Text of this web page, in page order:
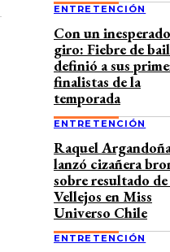
ENTRETENCIÓN
Con un inesperado
giro: Fiebre de
definió a sus
finalistas de la
temporada
ENTRETENCIÓN
Raquel
lanzó cizañera
sobre resultado
Vellejos en Miss
Universo Chile
ENTRETENCIÓN